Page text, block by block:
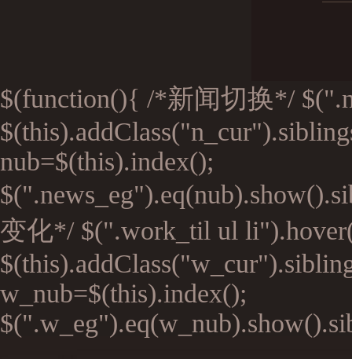
$(function(){ /*新闻切换*/
nub=$(this).index();
变化*/ $(".work_til ul
w_nub=$(this).index();